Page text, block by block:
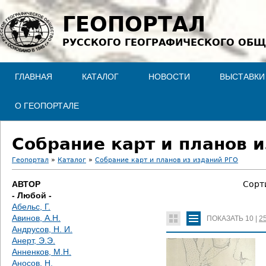
Jump to navigation
ГЕОПОРТАЛ
РУССКОГО ГЕОГРАФИЧЕСКОГО
ГЛАВНАЯ КАТАЛОГ НОВОСТИ ВЫСТАВКИ
О ГЕОПОРТАЛЕ
Собрание карт и планов
В
ы
з
д
Геопортал » Каталог » Собрание карт и планов из изданий РГО
АВТОР
- Любой -
Абельс, Г.
Авинов, А.Н.
Андрусов, Н. И.
Анерт, Э.Э.
Анненков, М.Н.
Аносов, Н.
ПОКАЗАТЬ 10